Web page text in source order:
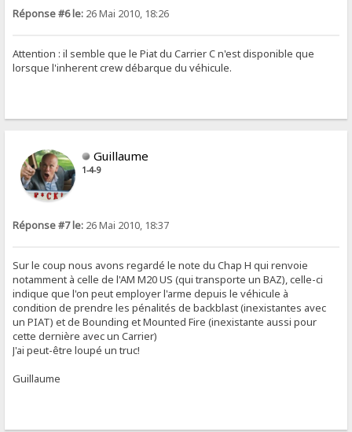
Réponse #6 le: 26 Mai 2010, 18:26
Attention : il semble que le Piat du Carrier C n'est disponible que
lorsque l'inherent crew débarque du véhicule.
Guillaume
1-4-9
Réponse #7 le: 26 Mai 2010, 18:37
Sur le coup nous avons regardé le note du Chap H qui renvoie
notamment à celle de l'AM M20 US (qui transporte un BAZ), celle-ci
indique que l'on peut employer l'arme depuis le véhicule à
condition de prendre les pénalités de backblast (inexistantes avec
un PIAT) et de Bounding et Mounted Fire (inexistante aussi pour
cette dernière avec un Carrier)
J'ai peut-être loupé un truc!
Guillaume